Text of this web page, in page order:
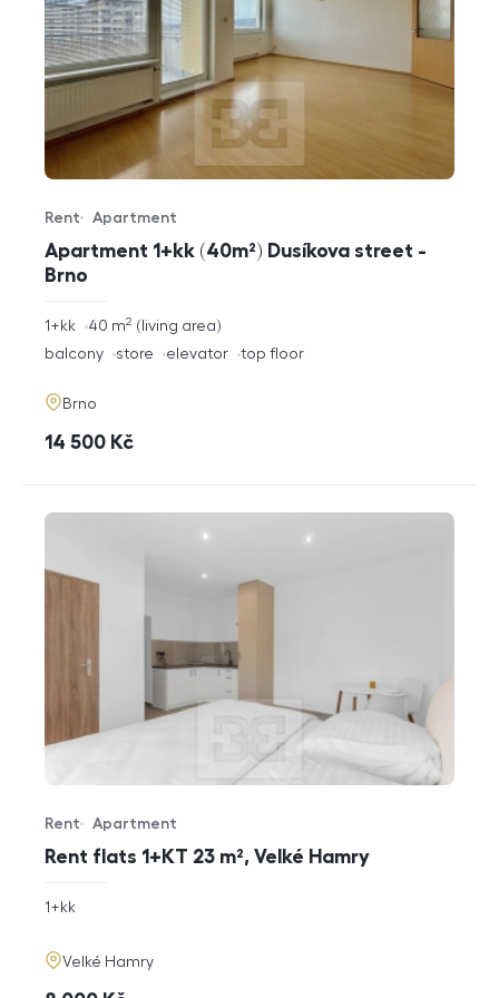
Apartment 1+kk (40m²) Dusíkova street -
Brno
Offer type
Rent
Property type
Apartment
rozměry
1+kk living area
40 m2
funkce
balcony store elevator top floor
adresa
Brno
cena
14 500 Kč
Rent flats 1+KT 23 m², Velké Hamry
Offer type
Rent
Property type
Apartment
rozměry
1+kk
adresa
Velké Hamry